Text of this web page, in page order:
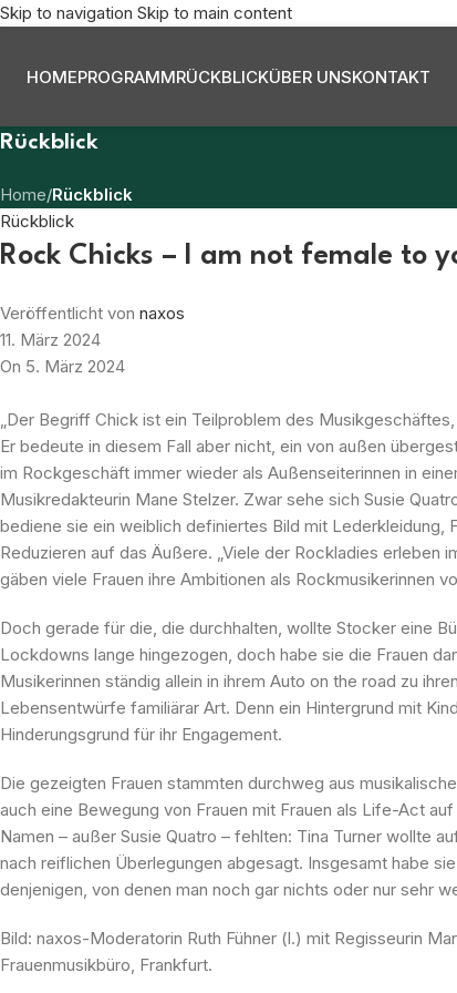
Skip to navigation Skip to main content
HOMEPROGRAMMRÜCKBLICKÜBER UNSKONTAKT
Rückblick
Home/Rückblick
Rückblick
Rock Chicks – I am not female to
Veröffentlicht von naxos
11. März 2024
On 5. März 2024
„Der Begriff Chick ist ein Teilproblem des
Er bedeute in diesem Fall aber nicht, ein von außen
im Rockgeschäft immer wieder als Außenseiterinnen in
Musikredakteurin Mane Stelzer. Zwar sehe sich Susie
bediene sie ein weiblich definiertes Bild mit Lederkleidung,
Reduzieren auf das Äußere. „Viele der Rockladies erleben
gäben viele Frauen ihre Ambitionen als Rockmusikerinnen
Doch gerade für die, die durchhalten, wollte Stocker eine
Lockdowns lange hingezogen, doch habe sie die Frauen
Musikerinnen ständig allein in ihrem Auto on the road zu
Lebensentwürfe familiärar Art. Denn ein Hintergrund mit
Hinderungsgrund für ihr Engagement.
Die gezeigten Frauen stammten durchweg aus
auch eine Bewegung von Frauen mit Frauen als Life-Act
Namen – außer Susie Quatro – fehlten: Tina Turner wollte
nach reiflichen Überlegungen abgesagt. Insgesamt habe
denjenigen, von denen man noch gar nichts oder nur sehr
Bild: naxos-Moderatorin Ruth Fühner (l.) mit Regisseurin
Frauenmusikbüro, Frankfurt.